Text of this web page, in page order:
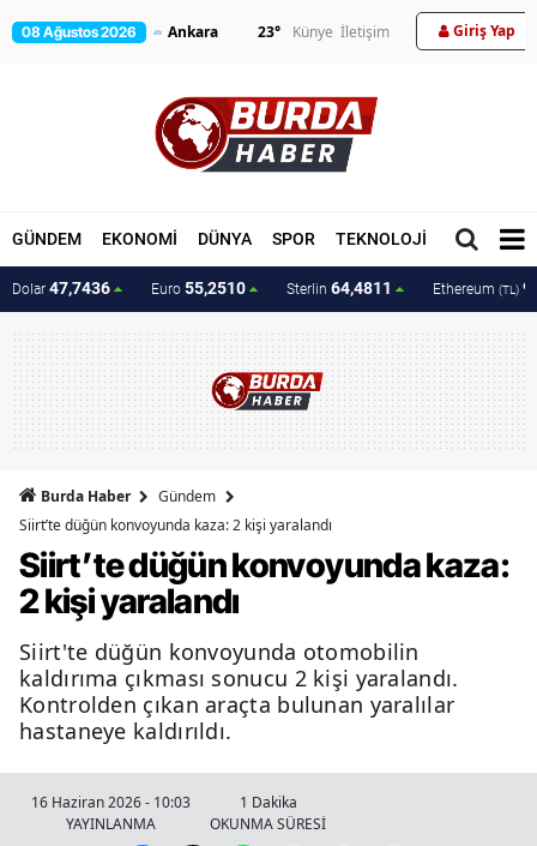
08 Ağustos 2026 23° Künye İletişim Giriş Yap
GÜNDEM EKONOMİ DÜNYA SPOR TEKNOLOJİ MAGAZİN
Dolar 47,7436 Euro 55,2510 Sterlin 64,4811 Ethereum (TL)
Burda Haber
Gündem
Siirt’te düğün konvoyunda kaza: 2 kişi yaralandı
Siirt’te düğün konvoyunda kaza:
2 kişi yaralandı
Siirt'te düğün konvoyunda otomobilin
kaldırıma çıkması sonucu 2 kişi yaralandı.
Kontrolden çıkan araçta bulunan yaralılar
hastaneye kaldırıldı.
16 Haziran 2026 - 10:03
YAYINLANMA
1 Dakika
OKUNMA SÜRESİ